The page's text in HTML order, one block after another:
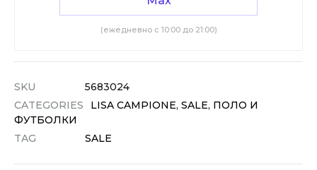
(ежедневно с 10:00 до 21:00)
SKU
5683024
CATEGORIES
LISA CAMPIONE, SALE, ПОЛО И
ФУТБОЛКИ
TAG
SALE